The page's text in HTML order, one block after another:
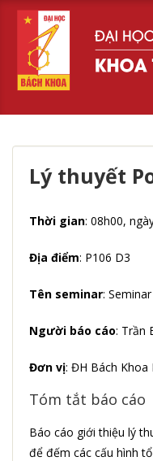
Lý thuyết
Thời gian: 08h00,
Địa điểm: P106 D3
Tên seminar:
Người báo cáo: Trần
Đơn vị: ĐH Bách Khoa
Tóm tắt báo cáo
Báo cáo giới thiệu lý
để đếm các cấu hình